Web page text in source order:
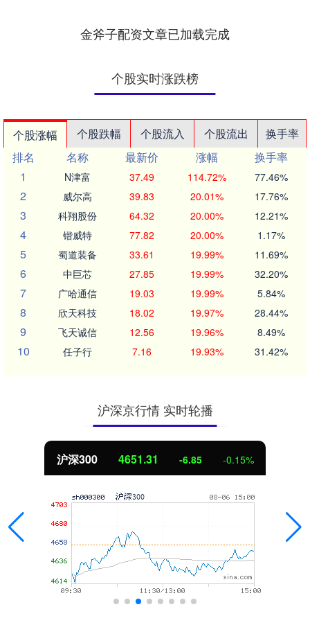
金斧子配资文章已加载完成
个股实时涨跌榜
个股涨幅 个股跌幅 个股流入 个股流出
换手率
排名
名称 最新价 涨幅
换手率
1
N津富 37.49 114.72% 77.46%
2 威尔高 39.83 20.01% 17.76%
3 科翔股份 64.32 20.00% 12.21%
4 锴威特 77.82 20.00% 1.17%
5 蜀道装备 33.61 19.99% 11.69%
6 中巨芯 27.85 19.99% 32.20%
7 广哈通信 19.03 19.99% 5.84%
8 欣天科技 18.02 19.97% 28.44%
9 飞天诚信 12.56 19.96% 8.49%
10 任子行 7.16 19.93% 31.42%
沪深京行情 实时轮播
沪深300 4651.31 -6.85 -0.15%